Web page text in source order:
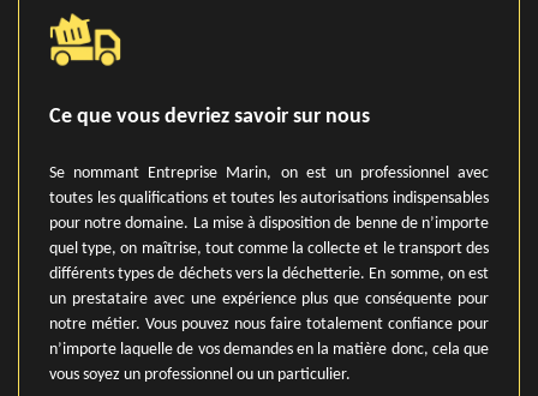
Ce que vous devriez savoir sur nous
Se nommant Entreprise Marin, on est un professionnel avec
toutes les qualifications et toutes les autorisations indispensables
pour notre domaine. La mise à disposition de benne de n’importe
quel type, on maîtrise, tout comme la collecte et le transport des
différents types de déchets vers la déchetterie. En somme, on est
un prestataire avec une expérience plus que conséquente pour
notre métier. Vous pouvez nous faire totalement confiance pour
n’importe laquelle de vos demandes en la matière donc, cela que
vous soyez un professionnel ou un particulier.